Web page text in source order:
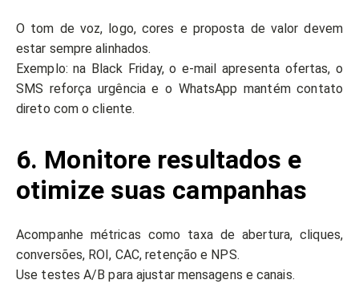
O tom de voz, logo, cores e proposta de valor devem
estar sempre alinhados.
Exemplo: na Black Friday, o e-mail apresenta ofertas, o
SMS reforça urgência e o WhatsApp mantém contato
direto com o cliente.
6. Monitore resultados e
otimize suas campanhas
Acompanhe métricas como taxa de abertura, cliques,
conversões, ROI, CAC, retenção e NPS.
Use testes A/B para ajustar mensagens e canais.